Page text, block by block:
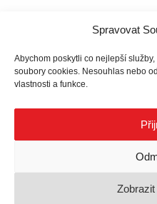
Spravovat
Abychom poskytli co nejlepší
soubory cookies. Nesouhlas nebo
vlastnosti a funkce.